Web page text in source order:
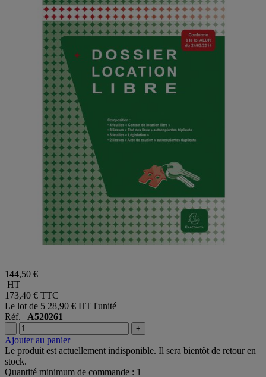
144,50 €
HT
173,40 € TTC
Le lot de 5 28,90 € HT l'unité
Réf. A520261
- +
Ajouter au panier
Le produit est actuellement indisponible. Il sera bientôt de retour en
stock.
Quantité minimum de commande : 1